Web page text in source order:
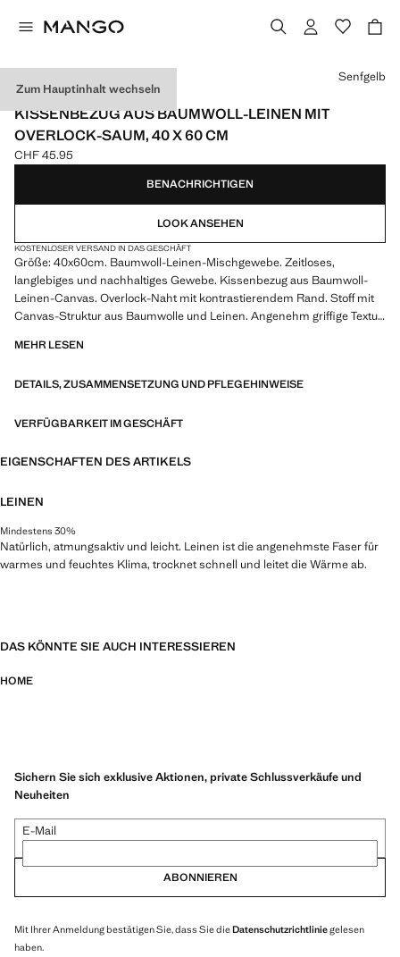
Zum Hauptinhalt wechseln
LINEN / MADE IN SPAIN
KISSENBEZUG AUS BAUMWOLL-LEINEN MIT
OVERLOCK-SAUM, 40 X 60 CM
Aktueller Preis [CHF 45.95 ]
CHF 45.95
Wählen Sie eine Farbe
Senfgelb
BENACHRICHTIGEN
LOOK ANSEHEN
KOSTENLOSER VERSAND IN DAS GESCHÄFT
Größe: 40x60cm. Baumwoll-Leinen-Mischgewebe. Zeitloses,
langlebiges und nachhaltiges Gewebe. Kissenbezug aus Baumwoll-
Leinen-Canvas. Overlock-Naht mit kontrastierendem Rand. Stoff mit
Canvas-Struktur aus Baumwolle und Leinen. Angenehm griffige Textur.
Kollektion. Hergestellt in Spanien. Zweifarbiges Design.
MEHR LESEN
DETAILS, ZUSAMMENSETZUNG UND PFLEGEHINWEISE
VERFÜGBARKEIT IM GESCHÄFT
EIGENSCHAFTEN DES ARTIKELS
LEINEN
Mindestens 30%
Natürlich, atmungsaktiv und leicht. Leinen ist die angenehmste Faser für
warmes und feuchtes Klima, trocknet schnell und leitet die Wärme ab.
DAS KÖNNTE SIE AUCH INTERESSIEREN
HOME
Sichern Sie sich exklusive Aktionen, private Schlussverkäufe und
Neuheiten
E-Mail
ABONNIEREN
Mit Ihrer Anmeldung bestätigen Sie, dass Sie dieDatenschutzrichtliniegelesen
haben.